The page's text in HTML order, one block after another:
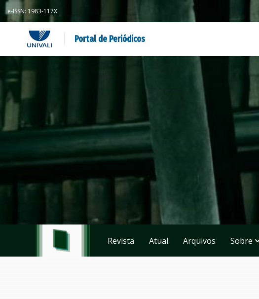
e-ISSN: 1983-117X
Portal de Periódicos
Revista Atual Arquivos Sobre